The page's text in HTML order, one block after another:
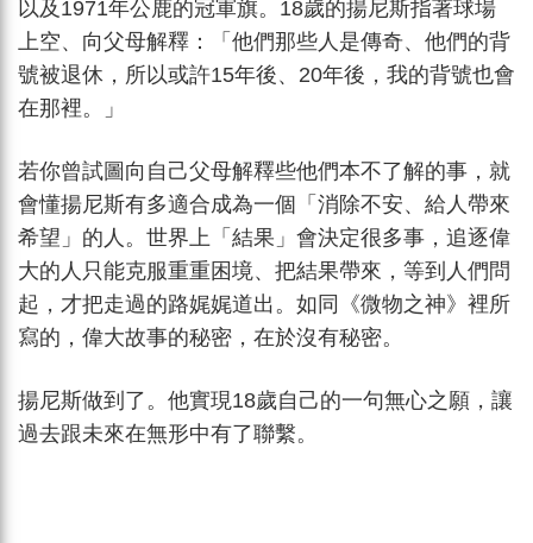
以及1971年公鹿的冠軍旗。18歲的揚尼斯指著球場
上空、向父母解釋：「他們那些人是傳奇、他們的背
號被退休，所以或許15年後、20年後，我的背號也會
在那裡。」
若你曾試圖向自己父母解釋些他們本不了解的事，就
會懂揚尼斯有多適合成為一個「消除不安、給人帶來
希望」的人。世界上「結果」會決定很多事，追逐偉
大的人只能克服重重困境、把結果帶來，等到人們問
起，才把走過的路娓娓道出。如同《微物之神》裡所
寫的，偉大故事的秘密，在於沒有秘密。
揚尼斯做到了。他實現18歲自己的一句無心之願，讓
過去跟未來在無形中有了聯繫。